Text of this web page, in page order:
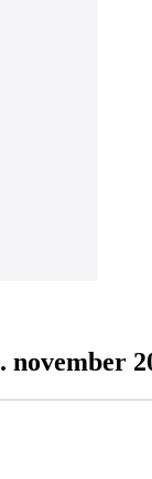
november